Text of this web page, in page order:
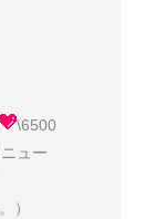
\6500
ュー
）